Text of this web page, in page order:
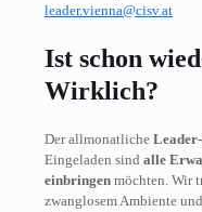
leader.vienna@cisv.at
Ist schon
Wirklich?
Der allmonatliche
Eingeladen sind alle
einbringen möchten. Wir
zwanglosem Ambiente und